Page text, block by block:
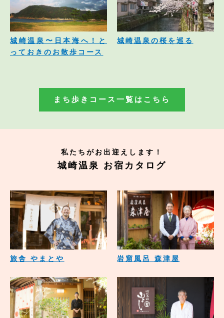
城崎温泉〜日本海へ！と
っておきのお散歩コース
城崎温泉の桜を巡る
まち歩きコース一覧はこちら
私たちがお出迎えします！
城崎温泉 お宿カタログ
旅舎 やまとや 岩窟風呂 森津屋